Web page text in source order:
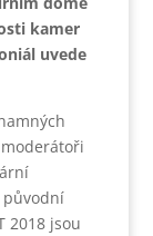
kamer
uvede
původní
2018 jsou